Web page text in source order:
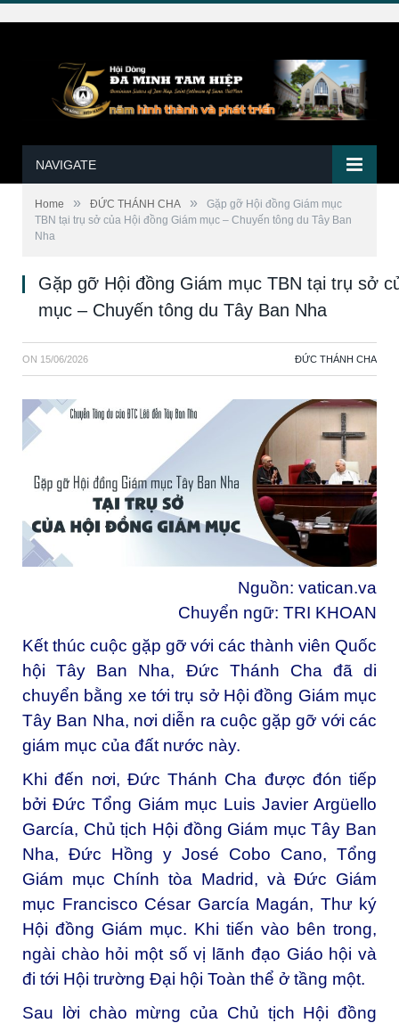
NAVIGATE
Home » ĐỨC THÁNH CHA »
Gặp gỡ Hội đồng Giám mục
TBN tại trụ sở của Hội đồng Giám mục – Chuyến tông du Tây Ban
Nha
Gặp gỡ Hội đồng Giám mục TBN tại trụ sở
mục – Chuyến tông du Tây Ban Nha
ON 15/06/2026 ĐỨC THÁNH CHA
Nguồn: vatican.va
Chuyển ngữ: TRI KHOAN
Kết thúc cuộc gặp gỡ với các thành viên Quốc
hội Tây Ban Nha, Đức Thánh Cha đã di
chuyển bằng xe tới trụ sở Hội đồng Giám mục
Tây Ban Nha, nơi diễn ra cuộc gặp gỡ với các
giám mục của đất nước này.
Khi đến nơi, Đức Thánh Cha được đón tiếp
bởi Đức Tổng Giám mục Luis Javier Argüello
García, Chủ tịch Hội đồng Giám mục Tây Ban
Nha, Đức Hồng y José Cobo Cano, Tổng
Giám mục Chính tòa Madrid, và Đức Giám
mục Francisco César García Magán, Thư ký
Hội đồng Giám mục. Khi tiến vào bên trong,
ngài chào hỏi một số vị lãnh đạo Giáo hội và
đi tới Hội trường Đại hội Toàn thể ở tầng một.
Sau lời chào mừng của Chủ tịch Hội đồng